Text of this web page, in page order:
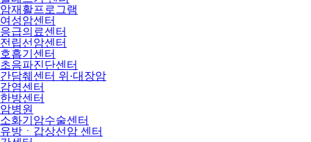
암재활프로그램
여성암센터
응급의료센터
전립선암센터
호흡기센터
초음파진단센터
간담췌센터 위·대장암
감염센터
한방센터
암병원
소화기암수술센터
유방ㆍ갑상선암 센터